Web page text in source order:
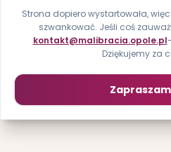
Strona dopiero wystartowała,
szwankować. Jeśli coś
kontakt@malibracia.opole.pl
Dziękujemy za
Nie znaleźliśmy strony pod
Strona główna